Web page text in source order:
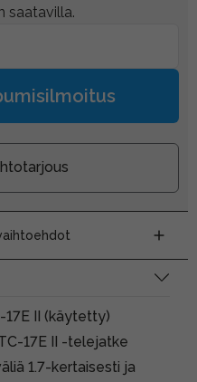
saatavilla.
II (käytetty)
17E II -telejatke
1.7-kertaisesti ja